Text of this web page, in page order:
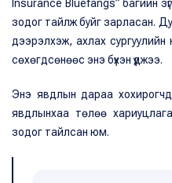
Insurance Bluefangs” багийн
зодог тайлж буйг зарласан.
дээрэлхэж, ахлах
сөхөгдсөнөөс энэ бүхэн үүджээ.
Энэ явдлын дараа
явдлынхаа төлөө
зодог тайлсан юм.